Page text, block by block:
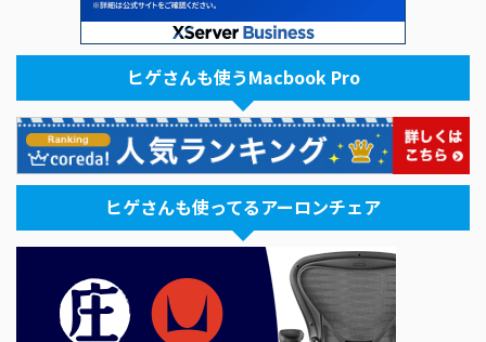
ヒゲさんも使うMacbook Pro
ヒゲさんも使ってるアーロンチェア